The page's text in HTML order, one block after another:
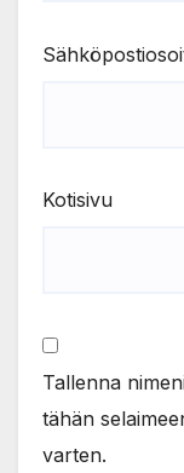
Kotisivu
Tallenna
tähän
varten.